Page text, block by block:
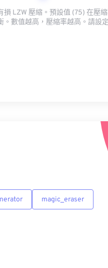
損 LZW 壓縮。預設值 (75) 在壓
。數值越高，壓縮率越高。請設
magic_eraser